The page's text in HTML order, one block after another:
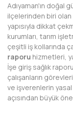
ARDAHAN
ARTVİN
AYDIN
BALIKESİR
BARTIN
Adıyaman'ın doğal
ilçelerinden biri olan
yapısıyla dikkat
kurumları, tarım
çeşitli iş kollarında
raporu hizmetleri,
İşe giriş sağlık
çalışanların
ve işverenlerin
açısından büyük